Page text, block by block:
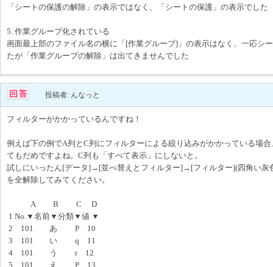
「シートの保護の解除」の表示ではなく、「シートの保護」の表示でした
5. 作業グループ化されている
画面最上部のファイル名の横に「[作業グループ]」の表示はなく、一応シ
たが「作業グループの解除」は出てきませんでした
投稿者: んなっと
フィルターがかかっているんですね！
例えば下の例でA列とC列にフィルターによる絞り込みがかかっている場
てもだめですよね。C列も「すべて表示」にしないと。
試しにいったん[データ]→[並べ替えとフィルター]→[フィルター](四角い灰
を全解除してみてください。
A B C D
1 No.▼名前▼分類▼値 ▼
2 101 あ P 10
3 101 い q 11
4 101 う r 12
5 101 え P 13